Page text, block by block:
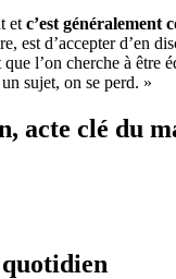
et c’est généralement
est d’accepter d’en
l’on cherche à être
sujet, on se perd. »
acte clé du